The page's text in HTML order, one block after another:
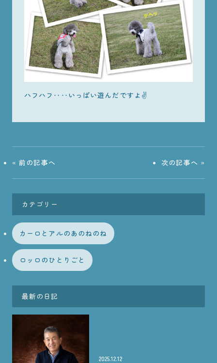
ハフハフ‥‥いっぱい遊んだですよ✌
«前の記事へ 次の記事へ »
カテゴリー
カーロとアルのあのねのね
ロッロのひとりごと
最新の日記
2025.12.12